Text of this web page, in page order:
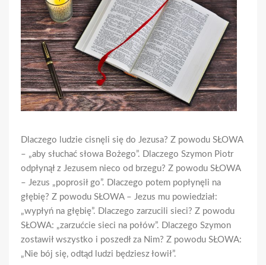
Dlaczego ludzie cisnęli się do Jezusa? Z powodu SŁOWA
– „aby słuchać słowa Bożego”. Dlaczego Szymon Piotr
odpłynął z Jezusem nieco od brzegu? Z powodu SŁOWA
– Jezus „poprosił go”. Dlaczego potem popłynęli na
głębię? Z powodu SŁOWA – Jezus mu powiedział:
„wypłyń na głębię”. Dlaczego zarzucili sieci? Z powodu
SŁOWA: „zarzućcie sieci na połów”. Dlaczego Szymon
zostawił wszystko i poszedł za Nim? Z powodu SŁOWA:
„Nie bój się, odtąd ludzi będziesz łowił”.